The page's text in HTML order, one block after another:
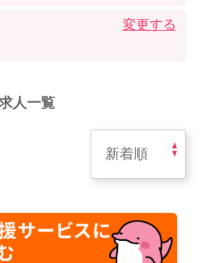
ついて
者様はこちら
メリットについて
のお仕事について
変更する
人一覧